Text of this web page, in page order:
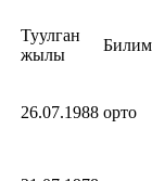
Туулган
жылы
26.07.1988 орто